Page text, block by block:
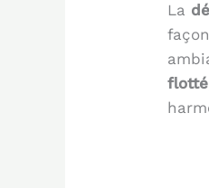
La
flotté